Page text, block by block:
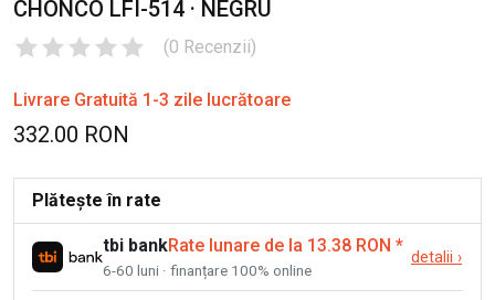
CHONCO LFI-514 · NEGRU
(0 Recenzii)
Livrare Gratuită 1-3 zile lucrătoare
332.00 RON
Plătește în rate
tbi bankRate lunare de la 13.38 RON *
6-60 luni · finanțare 100% online
detalii ›